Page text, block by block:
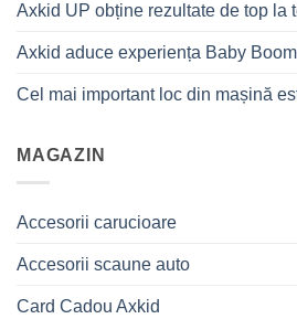
Axkid UP obține rezultate de top la
Axkid aduce experiența Baby
Cel mai important loc din mașină
MAGAZIN
Accesorii carucioare
Accesorii scaune auto
Card Cadou Axkid